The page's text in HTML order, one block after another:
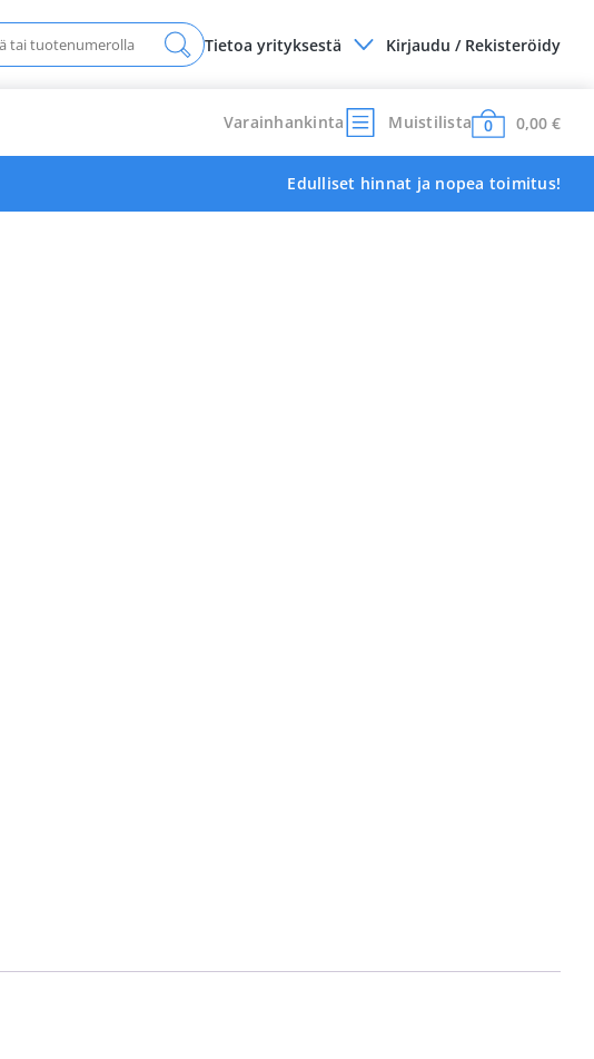
Tietoa yrityksestä
Kirjaudu / Rekisteröidy
Varainhankinta Muistilista 0 0,00 €
Edulliset hinnat ja nopea toimitus!